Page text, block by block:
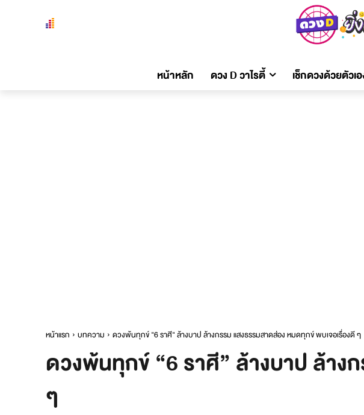
หน้าหลัก ดวง D วาไรตี้ เช็กดวงด้วยตัวเ
หน้าแรก บทความ ดวงพ้นทุกข์ "6 ราศี" ล้างบาป ล้างกรรม แสงธรรมสาดส่อง หมดทุกข์ พบเจอเรื่องดี ๆ
ดวงพ้นทุกข์ “6 ราศี” ล้างบาป ล้าง
ๆ